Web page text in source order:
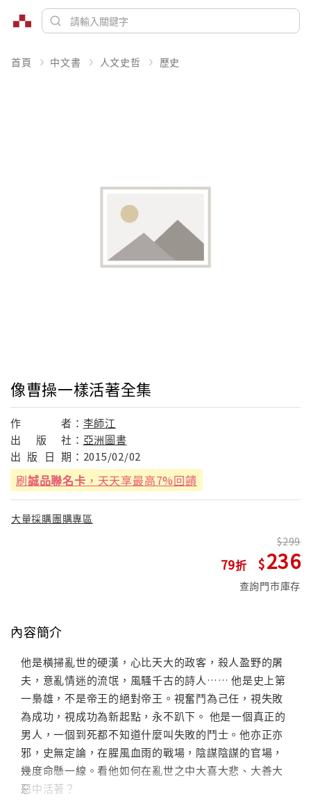
首頁 中文書 人文史哲 歷史
像曹操一樣活著全集
作 者： 李師江
出
版 社： 亞洲圖書
出 版 日 期： 2015/02/02
刷誠品聯名卡 ，天天享最高7%回饋
大量採購團購專區
79
299
236
查詢門市庫存
內容簡介
他是橫掃亂世的硬漢，心比天大的政客，殺人盈野的屠
夫，意亂情迷的流氓，風騷千古的詩人…… 他是史上第
一梟雄，不是帝王的絕對帝王。視奮鬥為己任，視失敗
為成功，視成功為新起點，永不趴下。 他是一個真正的
男人，一個到死都不知道什麼叫失敗的鬥士。他亦正亦
邪，史無定論，在腥風血雨的戰場，陰謀陰謀的官場，
幾度命懸一線。看他如何在亂世之中大喜大悲、大善大
惡中活著？